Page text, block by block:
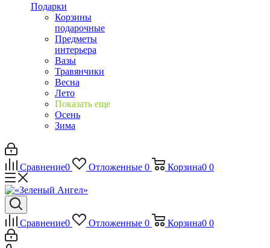
Подарки
Корзины
подарочные
Предметы
интерьера
Вазы
Травянчики
Весна
Лето
Показать еще
Осень
Зима
Сравнение0 Отложенные 0 Корзина0 0
Сравнение0 Отложенные 0 Корзина0 0